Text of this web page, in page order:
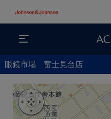
眼鏡市場 富士見台店